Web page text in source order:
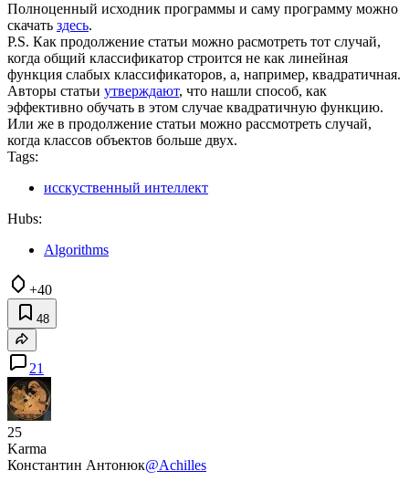
Полноценный исходник программы и саму программу можно
скачать здесь.
P.S. Как продолжение статьи можно расмотреть тот случай,
когда общий классификатор строится не как линейная
функция слабых классификаторов, а, например, квадратичная.
Авторы статьи утверждают, что нашли способ, как
эффективно обучать в этом случае квадратичную функцию.
Или же в продолжение статьи можно рассмотреть случай,
когда классов объектов больше двух.
Tags:
исскуственный интеллект
Hubs:
Algorithms
+40
48
21
25
Karma
Константин Антонюк@Achilles